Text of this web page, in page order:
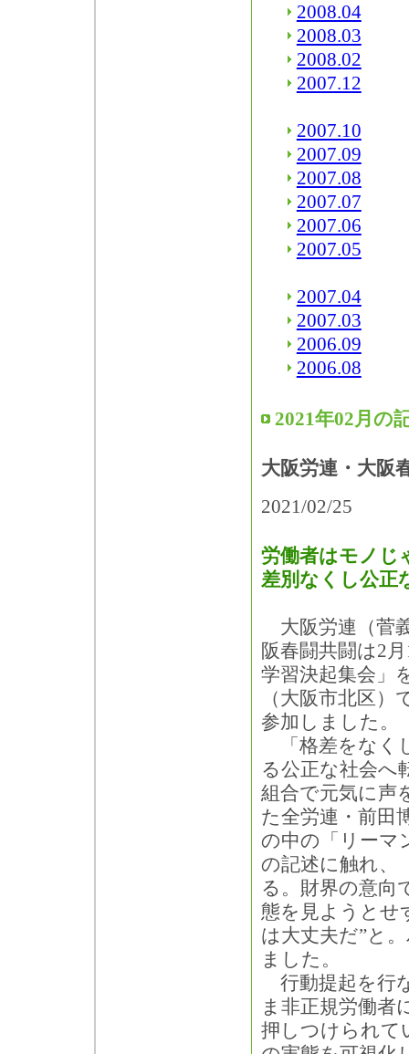
2008.04
2008.03
2008.02
2007.12
2007.10
2007.09
2007.08
2007.07
2007.06
2007.05
2007.04
2007.03
2006.09
2006.08
2021年02月の
大阪労連・大阪
2021/02/25
労働者はモノじ
差別なくし公正
大阪労連（菅
阪春闘共闘は2
学習決起集会」
（大阪市北区）
参加しました。
「格差をなく
る公正な社会
組合で元気に声
た全労連・前田
の中の「リーマ
の記述に触れ、
る。財界の意向
態を見ようとせ
は大丈夫だ”と
ました。
行動提起を行
ま非正規労働者
押しつけられて